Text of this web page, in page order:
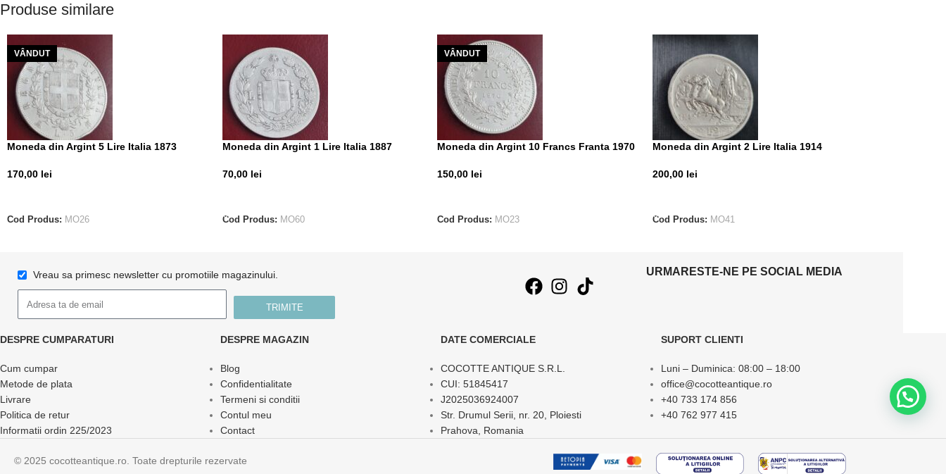
Produse similare
VÂNDUT
Moneda din Argint 5 Lire Italia 1873
170,00 lei
Cod Produs: MO26
Moneda din Argint 1 Lire Italia 1887
70,00 lei
Cod Produs: MO60
VÂNDUT
Moneda din Argint 10 Francs Franta 1970
150,00 lei
Cod Produs: MO23
Moneda din Argint 2 Lire Italia 1914
200,00 lei
Cod Produs: MO41
Vreau sa primesc newsletter cu promotiile magazinului.
TRIMITE
URMARESTE-NE PE SOCIAL MEDIA
DESPRE CUMPARATURI
Cum cumpar
Metode de plata
Livrare
Politica de retur
Informatii ordin 225/2023
DESPRE MAGAZIN
Blog
Confidentialitate
Termeni si conditii
Contul meu
Contact
DATE COMERCIALE
COCOTTE ANTIQUE S.R.L.
CUI: 51845417
J2025036924007
Str. Drumul Serii, nr. 20, Ploiesti
Prahova, Romania
SUPORT CLIENTI
Luni – Duminica: 08:00 – 18:00
office@cocotteantique.ro
+40 733 174 856
+40 762 977 415
© 2025 cocotteantique.ro. Toate drepturile rezervate